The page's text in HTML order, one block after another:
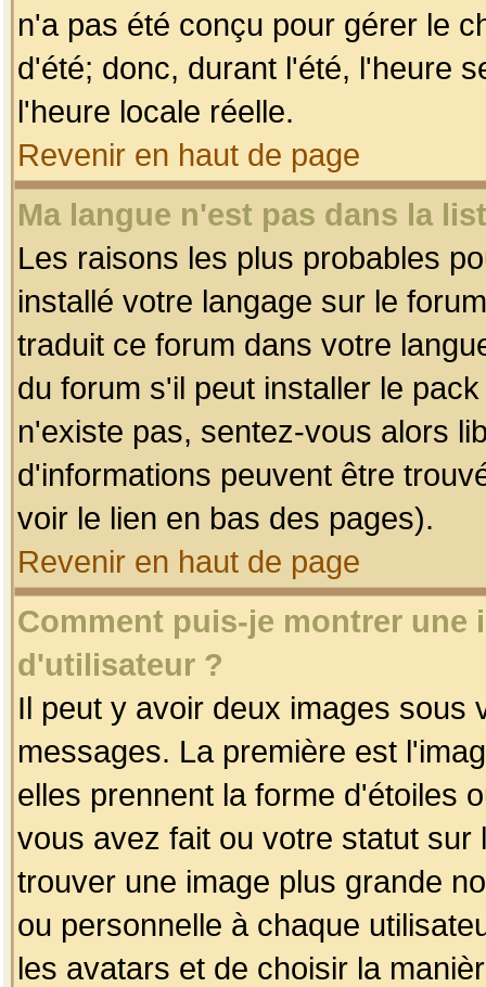
n'a pas été conçu pour gérer le
d'été; donc, durant l'été, l'heure
l'heure locale réelle.
Revenir en haut de page
Ma langue n'est pas dans la
Les raisons les plus probables
installé votre langage sur le
traduit ce forum dans votre
du forum s'il peut installer le
n'existe pas, sentez-vous alors
d'informations peuvent être
voir le lien en bas des pages).
Revenir en haut de page
Comment puis-je montrer une
d'utilisateur ?
Il peut y avoir deux images sous
messages. La première est
elles prennent la forme d'étoiles
vous avez fait ou votre statut
trouver une image plus grande
ou personnelle à chaque
les avatars et de choisir la